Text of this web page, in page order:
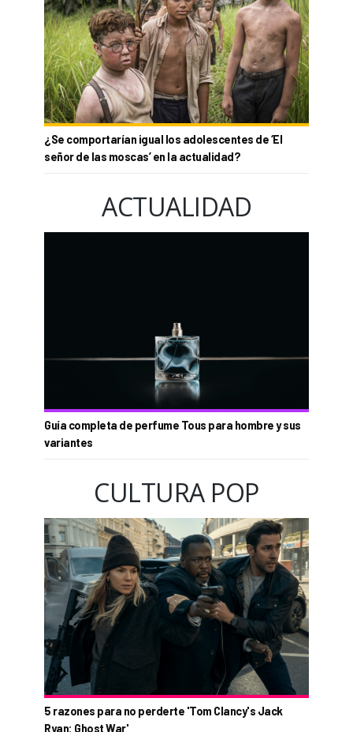
¿Se comportarían igual los adolescentes de ‘El
señor de las moscas’ en la actualidad?
ACTUALIDAD
Guía completa de perfume Tous para hombre y sus
variantes
CULTURA POP
5 razones para no perderte 'Tom Clancy's Jack
Ryan: Ghost War'